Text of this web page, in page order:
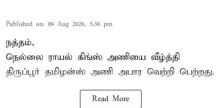
Published on: 09 Aug 2026, 5:38 pm
நத்தம்,
நெல்லை ராயல் கிங்ஸ் அணியை வீழ்த்தி
திருப்பூர் தமிழன்ஸ் அணி அபார வெற்றி பெற்றது.
Read More